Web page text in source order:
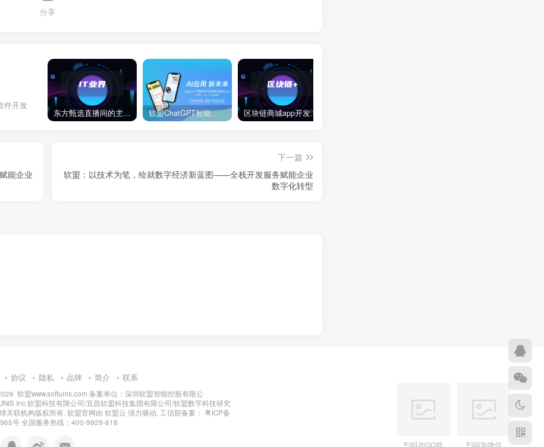
分享
件开发
东方甄选直播间的主播董宇辉在卖玉米时称“918是好日子”，此事引发网络热议。 软盟ChatGPT智能聊天对话系统 区块链商城app开发有什么好处和坏处？
能企业
下一篇
软盟：以技术为笔，绘就数字经济新蓝图——全栈开发服务赋能企业
数字化转型
协议 隐私 品牌 简介 联系
软盟www.softunis.com.备案单位：深圳软盟智能控股有限公
Inc.软盟科技有限公司/宜昌软盟科技集团有限公司/软盟数字科技研究
关联机构版权所有. 软盟官网由 软盟云 强力驱动. 工信部备案： 粤ICP备
号全国服务热线：400-9929-618
扫码加QQ群 扫码加微信